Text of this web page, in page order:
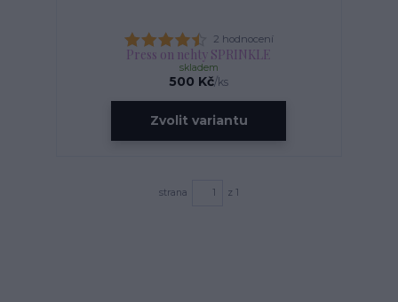
2 hodnocení
Press on nehty SPRINKLE
500 Kč/ks
skladem
Zvolit variantu
strana z 1